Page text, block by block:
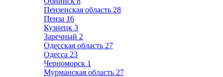
Пензенская область 28
Пенза 16
Кузнецк 3
Заречный 2
Одесская область 27
Одесса 23
Черноморск 1
Мурманская область 27